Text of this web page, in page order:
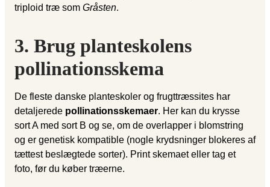
triploid træ som Gråsten.
3. Brug planteskolens
pollinationsskema
De fleste danske planteskoler og frugttræssites har
detaljerede pollinationsskemaer. Her kan du krysse
sort A med sort B og se, om de overlapper i blomstring
og er genetisk kompatible (nogle krydsninger blokeres af
tættest beslægtede sorter). Print skemaet eller tag et
foto, før du køber træerne.